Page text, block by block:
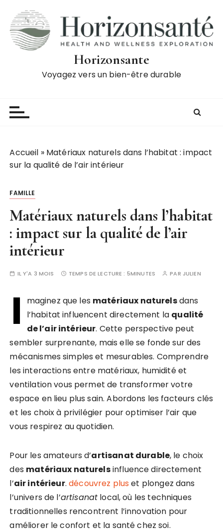
Horizonsante
Voyagez vers un bien-être durable
Accueil » Matériaux naturels dans l’habitat : impact
sur la qualité de l’air intérieur
FAMILLE
Matériaux naturels dans l’habitat
: impact sur la qualité de l’air
intérieur
IL Y'A 3 MOIS TEMPS DE LECTURE : 5MINUTES PAR JULIEN
I maginez que les matériaux naturelsdans
l’habitat influencent directement la qualité
de l’air intérieur. Cette perspective peut
sembler surprenante, mais elle se fonde sur des
mécanismes simples et mesurables. Comprendre
les interactions entre matériaux, humidité et
ventilation vous permet de transformer votre
espace en lieu plus sain. Abordons les facteurs clés
et les choix à privilégier pour optimiser l’air que
vous respirez au quotidien.
Pour les amateurs d’artisanat durable, le choix
des matériaux naturelsinfluence directement
l’air intérieur.découvrez plus et plongez dans
l’univers de l’artisanat local, où les techniques
traditionnelles rencontrent l’innovation pour
améliorer le confort et la santé chez soi.